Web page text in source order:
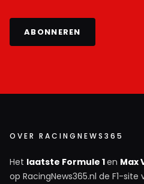
ABONNEREN
OVER RACINGNEWS365
Het laatste Formule 1en Max
op RacingNews365.nl de F1-